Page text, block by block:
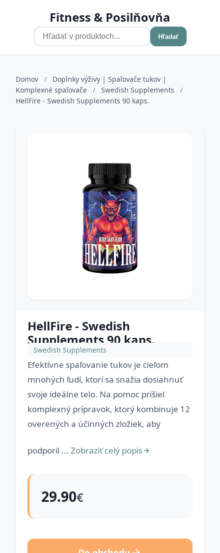
Fitness & Posilňovňa
Hľadať
Domov /
Doplnky výživy | Spaľovače tukov |
Komplexné spaľovače
/ Swedish Supplements
/
HellFire - Swedish Supplements 90 kaps.
HellFire - Swedish
Supplements 90 kaps.
Swedish Supplements
Efektívne spaľovanie tukov je cieľom
mnohých ľudí, ktorí sa snažia dosiahnuť
svoje ideálne telo. Na pomoc prišiel
komplexný prípravok, ktorý kombinuje 12
overených a účinných zložiek, aby
podporil ... Zobraziť celý popis
29.90€